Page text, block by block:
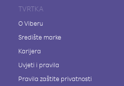
TVRTKA
O Viberu
Središte marke
Karijera
Uvjeti i pravila
Pravila zaštite privatnosti